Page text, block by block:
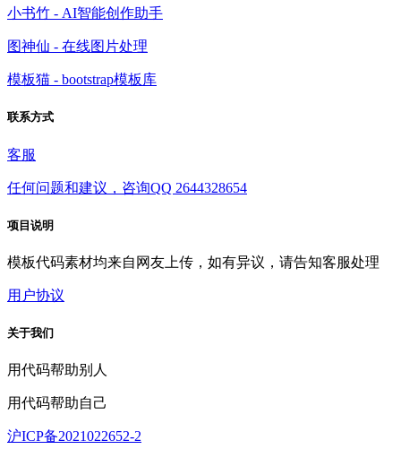
小书竹 - AI智能创作助手
图神仙 - 在线图片处理
模板猫 - bootstrap模板库
联系方式
客服
任何问题和建议，咨询QQ 2644328654
项目说明
模板代码素材均来自网友上传，如有异议，请告知客服处理
用户协议
关于我们
用代码帮助别人
用代码帮助自己
沪ICP备2021022652-2